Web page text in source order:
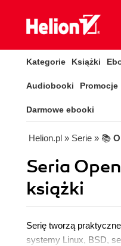
Kategorie Książki
Audiobooki Promocje
Darmowe ebooki
Helion.pl » Serie » 📚
Seria
książki
Serię tworzą
systemy Linux, BSD,